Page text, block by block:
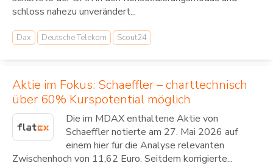
schloss nahezu unverändert...
Dax Deutsche Telekom Scout24
Aktie im Fokus: Schaeffler – charttechnisch
über 60% Kurspotential möglich
Die im MDAX enthaltene Aktie von
Schaeffler notierte am 27. Mai 2026 auf
einem hier für die Analyse relevanten
Zwischenhoch von 11,62 Euro. Seitdem korrigierte...